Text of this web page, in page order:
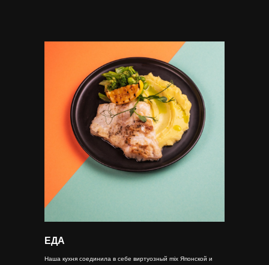
ЕДА
Наша кухня соединила в себе виртуозный mix Японской и